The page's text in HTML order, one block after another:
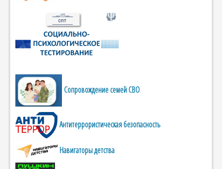
Сопровождение семей СВО
Антитеррористическая безопасность
Навигаторы детства